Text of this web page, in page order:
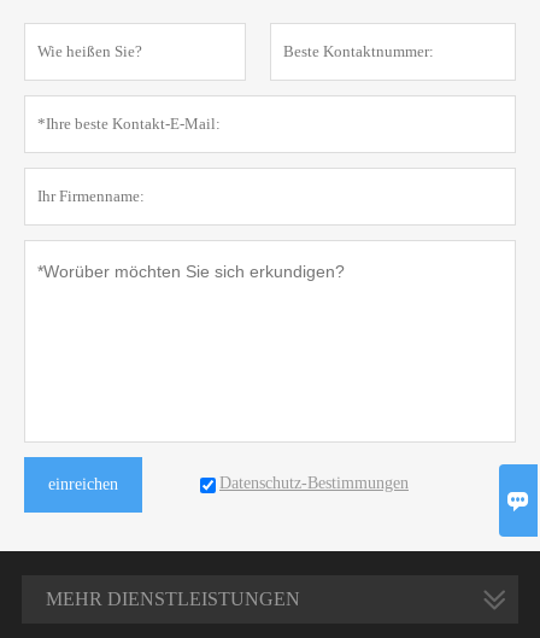
einreichen Datenschutz-Bestimmungen
MEHR DIENSTLEISTUNGEN
